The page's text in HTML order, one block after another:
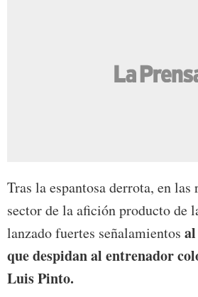
Tras la espantosa derrota, en las
sector de la afición producto de
lanzado fuertes señalamientos
que despidan al entrenador
Luis Pinto.